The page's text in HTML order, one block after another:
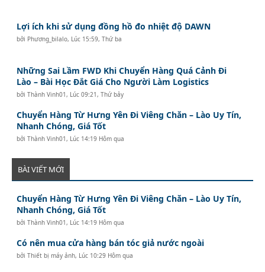
Lợi ích khi sử dụng đồng hồ đo nhiệt độ DAWN
bởi Phương_bilalo, Lúc 15:59, Thứ ba
Những Sai Lầm FWD Khi Chuyển Hàng Quá Cảnh Đi
Lào – Bài Học Đắt Giá Cho Người Làm Logistics
bởiThành Vinh01 , Lúc 09:21, Thứ bảy
Chuyển Hàng Từ Hưng Yên Đi Viêng Chăn – Lào Uy Tín,
Nhanh Chóng, Giá Tốt
bởiThành Vinh01 , Lúc 14:19 Hôm qua
BÀI VIẾT MỚI
Chuyển Hàng Từ Hưng Yên Đi Viêng Chăn – Lào Uy Tín,
Nhanh Chóng, Giá Tốt
bởiThành Vinh01 , Lúc 14:19 Hôm qua
Có nên mua cửa hàng bán tóc giả nước ngoài
bởiThiết bị máy ảnh, Lúc 10:29 Hôm qua